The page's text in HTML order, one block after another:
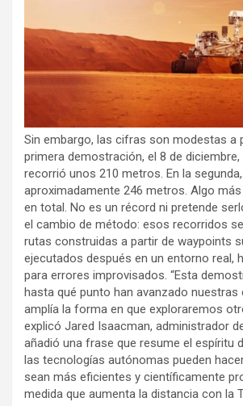
Sin embargo, las cifras son modestas a
primera demostración, el 8 de diciembre,
recorrió unos 210 metros. En la
aproximadamente 246 metros. Algo
en total. No es un récord ni pretende
el cambio de método: esos recorridos
rutas construidas a partir de waypoints
ejecutados después en un entorno real,
para errores improvisados. “Esta
hasta qué punto han avanzado nuestras
amplía la forma en que exploraremos
explicó Jared Isaacman, administrador
añadió una frase que resume el espíritu
las tecnologías autónomas pueden
sean más eficientes y científicamente
medida que aumenta la distancia con la